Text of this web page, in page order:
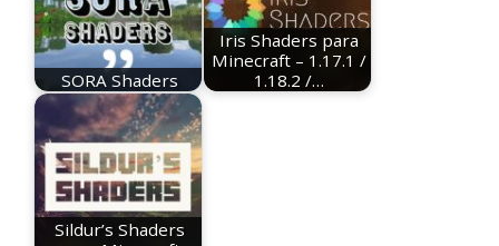
SORA Shaders
Iris Shaders para
Minecraft – 1.17.1 /
1.18.2 /…
Sildur’s Shaders